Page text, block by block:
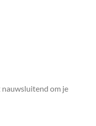
nauwsluitend om je